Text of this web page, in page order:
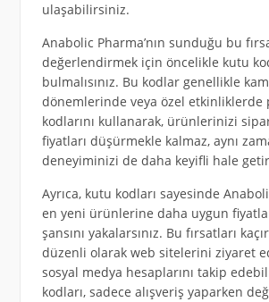
ulaşabilirsiniz.
Anabolic Pharma’nın sunduğu bu
değerlendirmek için öncelikle kutu
bulmalısınız. Bu kodlar genellikle
dönemlerinde veya özel etkinliklerde
kodlarını kullanarak, ürünlerinizi
fiyatları düşürmekle kalmaz, aynı
deneyiminizi de daha keyifli hale
Ayrıca, kutu kodları sayesinde
en yeni ürünlerine daha uygun
şansını yakalarsınız. Bu fırsatları
düzenli olarak web sitelerini ziyaret
sosyal medya hesaplarını takip
kodları, sadece alışveriş yaparken